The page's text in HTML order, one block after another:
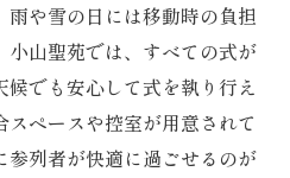
や雪の日には移動時の負担
山聖苑では、すべての式が
でも安心して式を執り行え
スペースや控室が用意されて
列者が快適に過ごせるのが